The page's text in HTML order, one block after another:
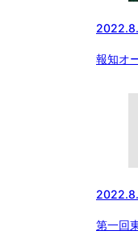
報知オ
第一回